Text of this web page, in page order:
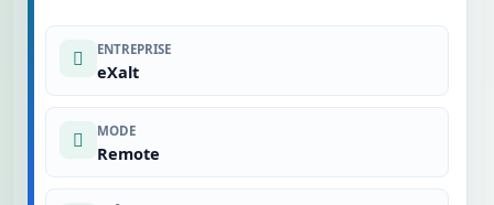
ENTREPRISE
eXalt
MODE
Remote